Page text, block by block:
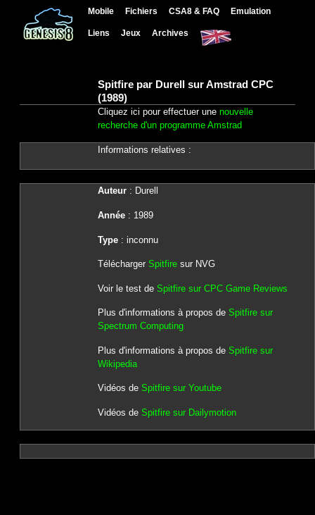
Mobile Fichiers CSA8 & FAQ Emulation
Liens Jeux Archives
Spitfire par Durell sur Amstrad CPC
(1989)
Cliquez ici pour effectuer une nouvelle
recherche d'un programme Amstrad
Informations relatives :
Auteur: Durell
Année: 1989
Type: inconnu
Télécharger Spitfiresur NVG
Voir le test de Spitfire sur CPC Game Reviews
Plus d'informations à propos de Spitfire sur
Spectrum Computing
Plus d'informations à propos de Spitfire sur
Wikipedia
Vidéos de Spitfire sur Youtube
Vidéos de Spitfire sur Dailymotion